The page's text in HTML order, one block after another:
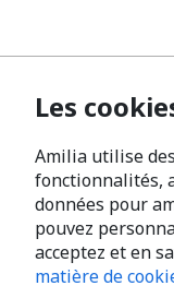
Les
Amilia utilise
fonctionnalités,
données pour
pouvez
acceptez et en
matière de